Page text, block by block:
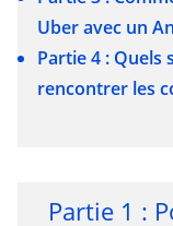
Uber avec un
Partie 4 : Quels
rencontrer les
Partie 1 :